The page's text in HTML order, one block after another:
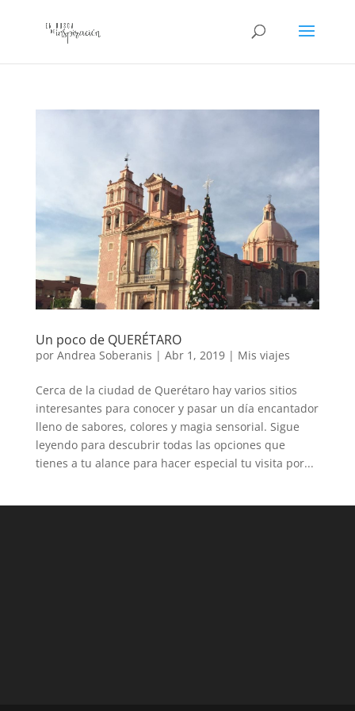
Un poco de QUERÉTARO
por Andrea Soberanis | Abr 1, 2019| Mis viajes
Cerca de la ciudad de Querétaro hay varios sitios
interesantes para conocer y pasar un día encantador
lleno de sabores, colores y magia sensorial. Sigue
leyendo para descubrir todas las opciones que
tienes a tu alance para hacer especial tu visita por...